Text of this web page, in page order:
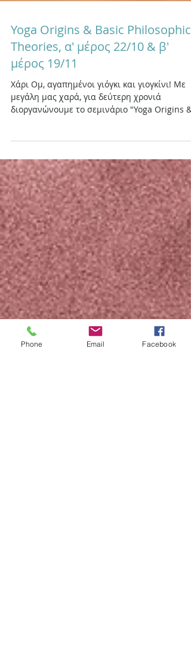
Yoga Origins & Basic
Theories, α' μέρος 22/10 & β'
Χάρι Ομ, αγαπημένοι γιόγκι και γιογκίνι! Με
μεγάλη μας χαρά, για δεύτερη χρονιά
διοργανώνουμε το σεμινάριο "Yoga Origins &
Basic...
Phone Email Facebook